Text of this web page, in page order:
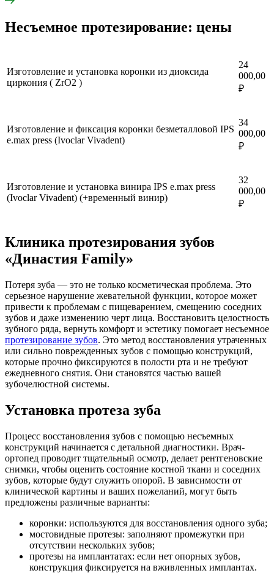
Несъемное протезирование: цены
Изготовление и установка коронки из диоксида
циркония ( ZrO2 )
24
000,00
₽
Изготовление и фиксация коронки безметалловой IPS
e.max press (Ivoclar Vivadent)
34
000,00
₽
Изготовление и установка винира IPS e.max press
(Ivoclar Vivadent) (+временный винир)
32
000,00
₽
Клиника протезирования зубов
«Династия Family»
Потеря зуба — это не только косметическая проблема. Это
серьезное нарушение жевательной функции, которое может
привести к проблемам с пищеварением, смещению соседних
зубов и даже изменению черт лица. Восстановить целостность
зубного ряда, вернуть комфорт и эстетику помогает несъемное
протезирование зубов. Это метод восстановления утраченных
или сильно поврежденных зубов с помощью конструкций,
которые прочно фиксируются в полости рта и не требуют
ежедневного снятия. Они становятся частью вашей
зубочелюстной системы.
Установка протеза зуба
Процесс восстановления зубов с помощью несъемных
конструкций начинается с детальной диагностики. Врач-
ортопед проводит тщательный осмотр, делает рентгеновские
снимки, чтобы оценить состояние костной ткани и соседних
зубов, которые будут служить опорой. В зависимости от
клинической картины и ваших пожеланий, могут быть
предложены различные варианты:
коронки: используются для восстановления одного зуба;
мостовидные протезы: заполняют промежутки при
отсутствии нескольких зубов;
протезы на имплантатах: если нет опорных зубов,
конструкция фиксируется на вживленных имплантах.